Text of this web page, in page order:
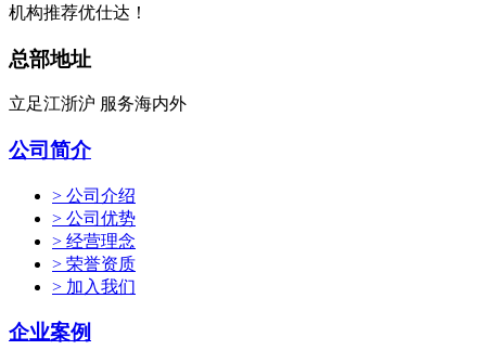
机构推荐优仕达！
总部地址
立足江浙沪 服务海内外
公司简介
> 公司介绍
> 公司优势
> 经营理念
> 荣誉资质
> 加入我们
企业案例